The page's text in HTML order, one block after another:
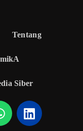
Tentang
Siber